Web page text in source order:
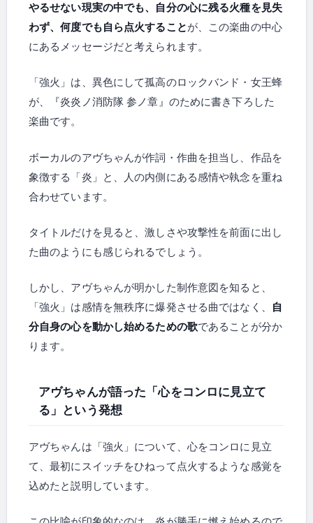
やるせない現実の中でも、自分の心に残る火種を見失
わず、何度でも自ら点火することが、この楽曲の中心
にあるメッセージだと考えられます。
「強火」は、異色にして孤高のロックバンド・女王蜂
が、『炎炎ノ消防隊 参ノ章』のために書き下ろした
楽曲です。
ボーカルのアヴちゃんが作詞・作曲を担当し、作品を
象徴する「炎」と、人の内側にある感情や執念を重ね
合わせています。
タイトルだけを見ると、激しさや攻撃性を前面に出し
た曲のようにも感じられるでしょう。
しかし、アヴちゃんが明かした制作意図を知ると、
「強火」は感情を無秩序に爆発させる曲ではなく、
自
分自身の心を動かし始めるための歌であることが分か
ります。
アヴちゃんが語った「心をコンロに見立て
る」という発想
アヴちゃんは「強火」について、心をコンロに見立
て、最初にスイッチをひねって点火するような感覚を
込めたと説明しています。